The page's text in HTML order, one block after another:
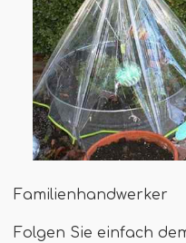
Familienhandwerker
Folgen Sie einfach